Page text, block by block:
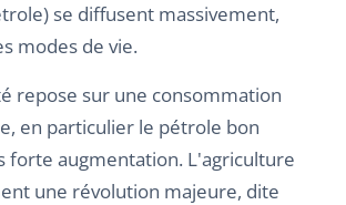
se diffusent massivement,
modes de vie.
repose sur une consommation
en particulier le pétrole bon
forte augmentation. L'agriculture
une révolution majeure, dite